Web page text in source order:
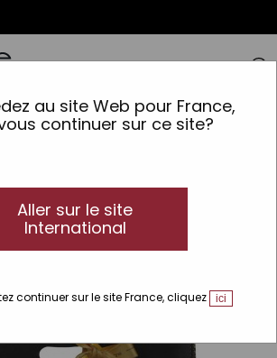
au site Web pour France,
continuer sur ce site?
Aller sur le site
International
continuer sur le site France, cliquez ici
nest pas